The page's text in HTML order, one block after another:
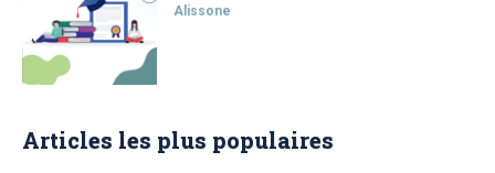
Alissone
Articles les plus populaires